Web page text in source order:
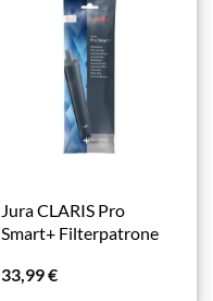
Jura CLARIS Pro
Smart+ Filterpatrone
33,99€